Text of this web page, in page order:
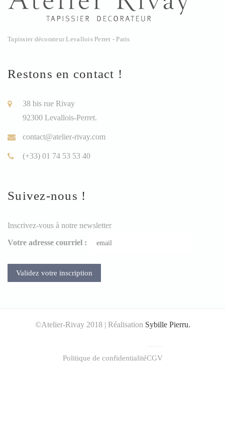
Tapissier décorateur Levallois Perret - Paris
Restons en contact !
38 bis rue Rivay
92300 Levallois-Perret.
contact@atelier-rivay.com
(+33) 01 74 53 53 40
Suivez-nous !
Inscrivez-vous à notre newsletter
Votre adresse courriel :
©Atelier-Rivay 2018 | Réalisation Sybille Pierru.
Politique de confidentialitéCGV